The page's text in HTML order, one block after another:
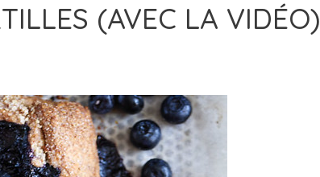
(AVEC LA VIDÉO)